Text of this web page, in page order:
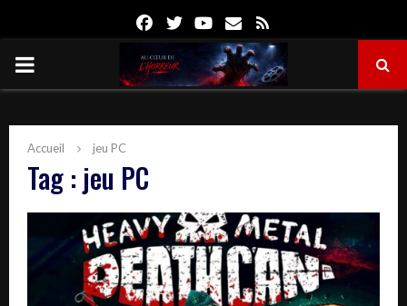
FacebookTwitterYoutube
Email
PRIMARY
Accueil jeu PC
Tag : jeu PC